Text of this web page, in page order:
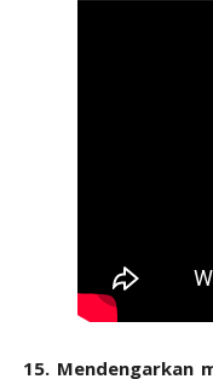
15. Mendengarkan